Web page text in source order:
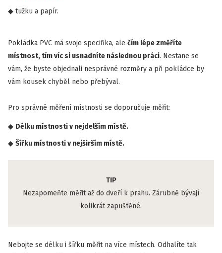
tužku a papír.
Pokládka PVC má svoje specifika, ale čím lépe změříte
místnost, tím víc si usnadníte následnou práci. Nestane se
vám, že byste objednali nesprávné rozměry a při pokládce by
vám kousek chyběl nebo přebýval.
Pro správné měření místnosti se doporučuje měřit:
Délku místnosti v nejdelším místě.
Šířku místnosti v nejširším místě.
TIP
Nezapomeňte měřit až do dveří k prahu. Zárubně bývají
kolikrát zapuštěné.
Nebojte se délku i šířku měřit na více místech. Odhalíte tak